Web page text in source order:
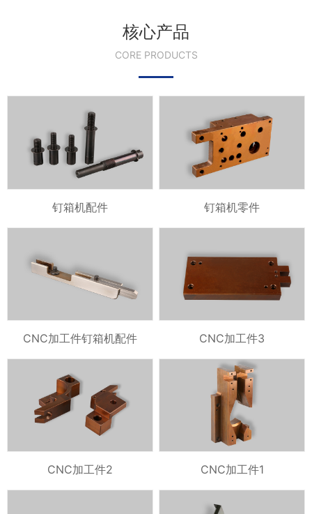
核心产品
CORE PRODUCTS
钉箱机配件 钉箱机零件
CNC加工件钉箱机配件 CNC加工件3
CNC加工件2 CNC加工件1